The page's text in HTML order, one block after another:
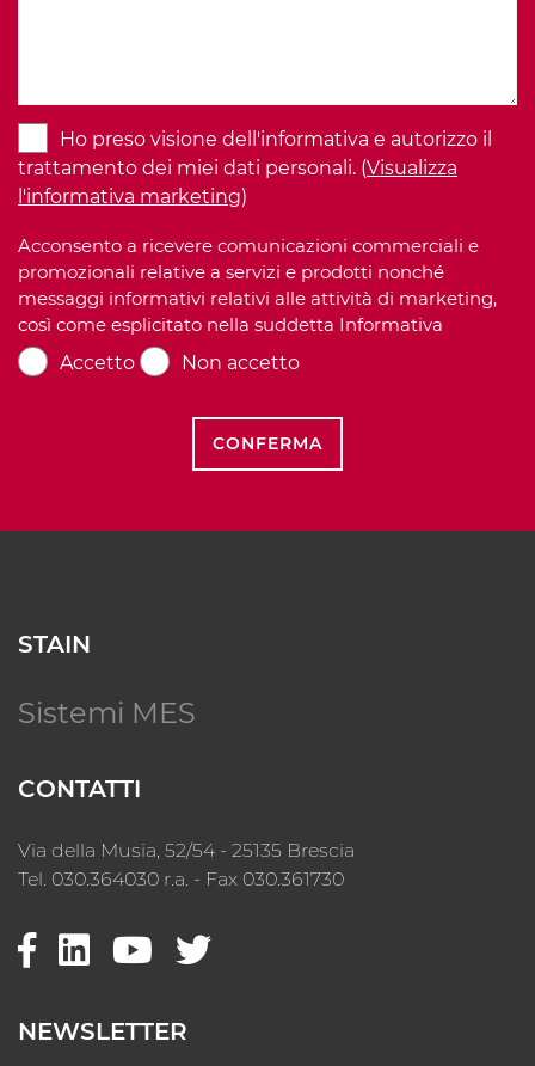
Ho preso visione dell'informativa e autorizzo il
trattamento dei miei dati personali. (Visualizza
l'informativa marketing)
Acconsento a ricevere comunicazioni commerciali e
promozionali relative a servizi e prodotti nonché
messaggi informativi relativi alle attività di marketing,
così come esplicitato nella suddetta Informativa
Accetto
Non accetto
CONFERMA
STAIN
Sistemi MES
CONTATTI
Via della Musia, 52/54 - 25135 Brescia
Tel. 030.364030 r.a. - Fax 030.361730
NEWSLETTER